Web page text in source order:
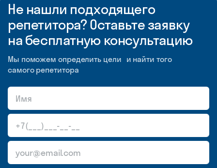
Не нашли подходящего
репетитора? Оставьте заявку
на бесплатную консультацию
Мы поможем определить цели и найти того
самого репетитора